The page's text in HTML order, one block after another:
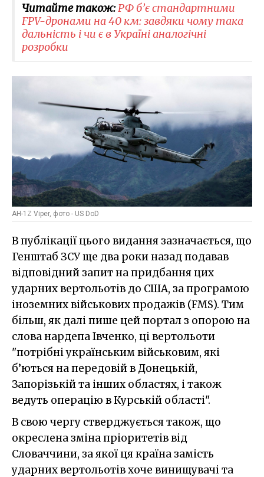
Читайте також:РФ б’є стандартними
FPV-дронами на 40 км: завдяки чому така
дальність і чи є в Україні аналогічні
розробки
AH-1Z Viper, фото - US DoD
В публікації цього видання зазначається, що
Генштаб ЗСУ ще два роки назад подавав
відповідний запит на придбання цих
ударних вертольотів до США, за програмою
іноземних військових продажів (FMS). Тим
більш, як далі пише цей портал з опорою на
слова нардепа Івченко, ці вертольоти
"потрібні українським військовим, які
б’ються на передовій в Донецькій,
Запорізькій та інших областях, і також
ведуть операцію в Курській області".
В свою чергу стверджується також, що
окреслена зміна пріоритетів від
Словаччини, за якої ця країна замість
ударних вертольотів хоче винищувачі та